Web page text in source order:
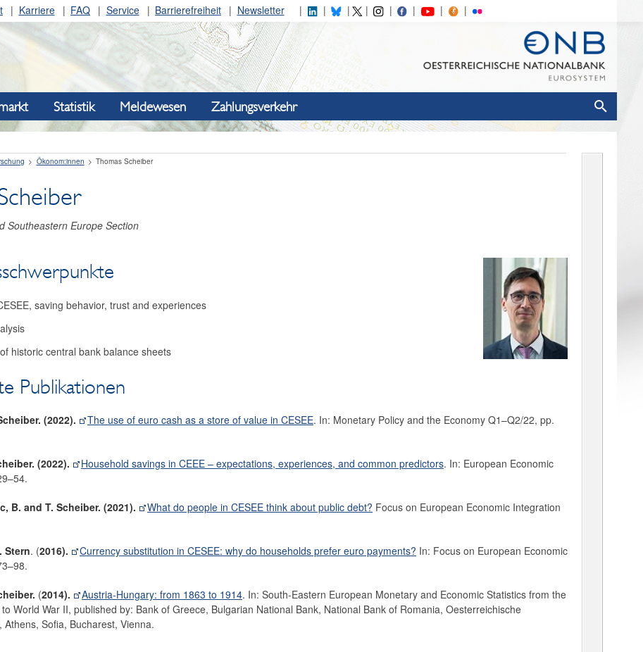
Karriere FAQ Service Barrierefreiheit Newsletter
Statistik Meldewesen Zahlungsverkehr
Ökonom:innen Thomas Scheiber
Southeastern Europe Section
saving behavior, trust and experiences
historic central bank balance sheets
Publikationen
(2022). The use of euro cash as a store of value in CESEE. In: Monetary Policy and the Economy Q1–Q2/22, pp.
(2022). Household savings in CEEE – expectations, experiences, and common predictors. In: European Economic
B. and T. Scheiber. (2021). What do people in CESEE think about public debt? Focus on European Economic Integration
Stern. (2016). Currency substitution in CESEE: why do households prefer euro payments? In: Focus on European Economic
(2014). Austria-Hungary: from 1863 to 1914. In: South-Eastern European Monetary and Economic Statistics from the
World War II, published by: Bank of Greece, Bulgarian National Bank, National Bank of Romania, Oesterreichische
Athens, Sofia, Bucharest, Vienna.